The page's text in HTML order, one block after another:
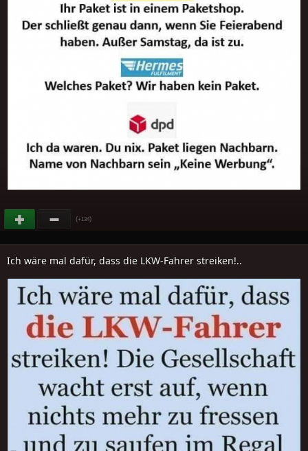
(+134)
Ich wäre mal dafür, dass die LKW-Fahrer streiken!..